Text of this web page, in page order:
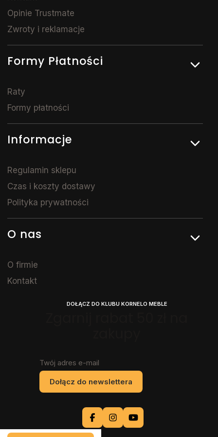
Opinie Trustmate
Zwroty i reklamacje
Formy Płatności
Raty
Formy płatności
Informacje
Regulamin sklepu
Czas i koszty dostawy
Polityka prywatności
O nas
O firmie
Kontakt
DOŁĄCZ DO KLUBU KORNELO MEBLE
Twój adres e-mail
Dołącz do newslettera